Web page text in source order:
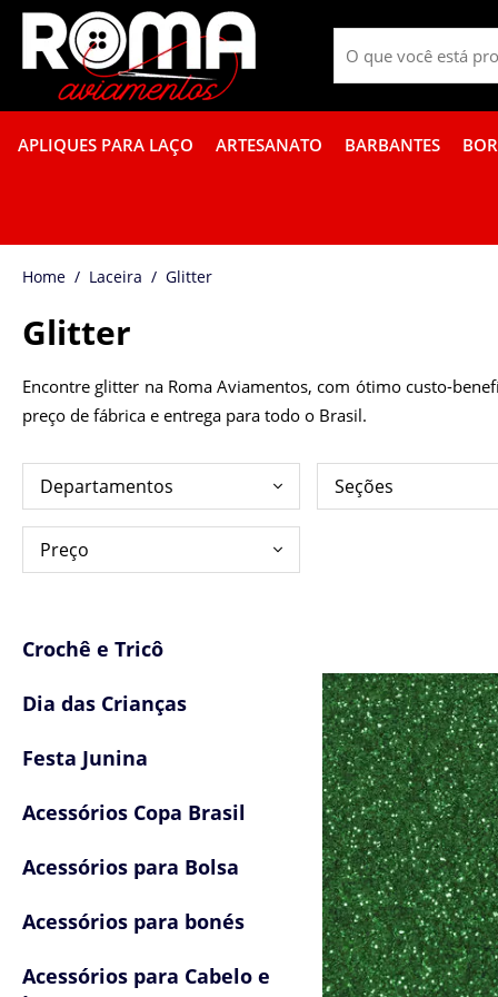
APLIQUES PARA LAÇO ARTESANATO BARBANTES
Laceira Glitter
Glitter
Encontre glitter na Roma Aviamentos, com ótimo custo-
preço de fábrica e entrega para todo o Brasil.
Crochê e Tricô
Dia das Crianças
Festa Junina
Acessórios Copa Brasil
Acessórios para Bolsa
Acessórios para bonés
Acessórios para Cabelo e